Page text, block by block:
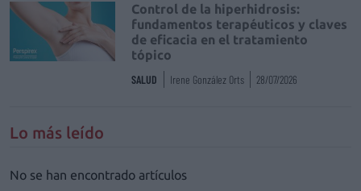
Control de la hiperhidrosis:
fundamentos terapéuticos y claves
de eficacia en el tratamiento
tópico
SALUD Irene González Orts 28/07/2026
Lo más leído
No se han encontrado artículos